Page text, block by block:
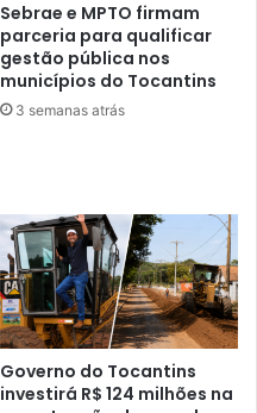
Sebrae e MPTO firmam
parceria para qualificar
gestão pública nos
municípios do Tocantins
3 semanas atrás
Governo do Tocantins
investirá R$ 124 milhões na